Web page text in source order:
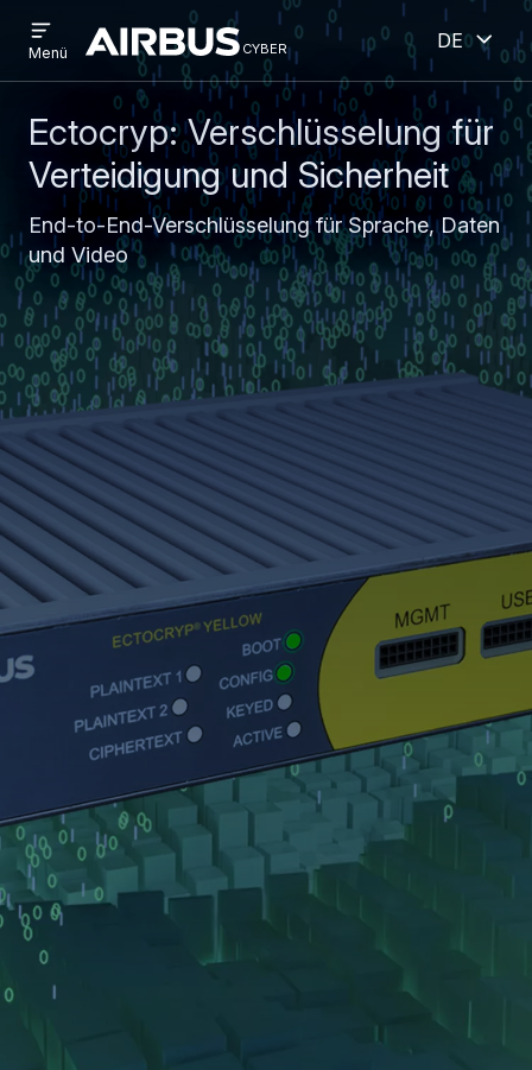
Direkt
zum
Inhalt
Skip
to
search
cyber cyber
menu
Menü
Deutsch
Ectocryp: Verschlüsselung für
Verteidigung und Sicherheit
End-to-End-Verschlüsselung für Sprache, Daten
und Video